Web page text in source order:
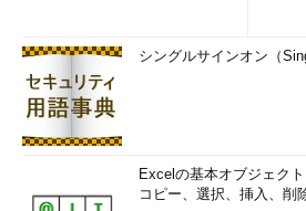
シングルサインオン（
Excelの基本オブジェク
コピー、選択、挿入、削